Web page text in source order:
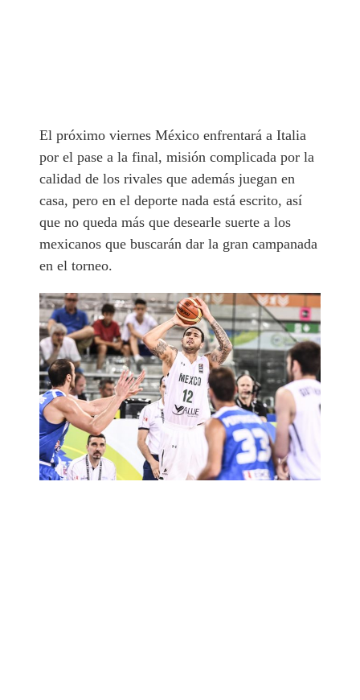
El próximo viernes México enfrentará a Italia
por el pase a la final, misión complicada por la
calidad de los rivales que además juegan en
casa, pero en el deporte nada está escrito, así
que no queda más que desearle suerte a los
mexicanos que buscarán dar la gran campanada
en el torneo.